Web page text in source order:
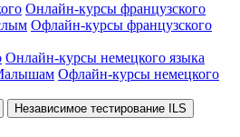
Онлайн-курсы французского
Офлайн-курсы французского
Онлайн-курсы немецкого языка
Офлайн-курсы немецкого
Независимое тестирование ILS